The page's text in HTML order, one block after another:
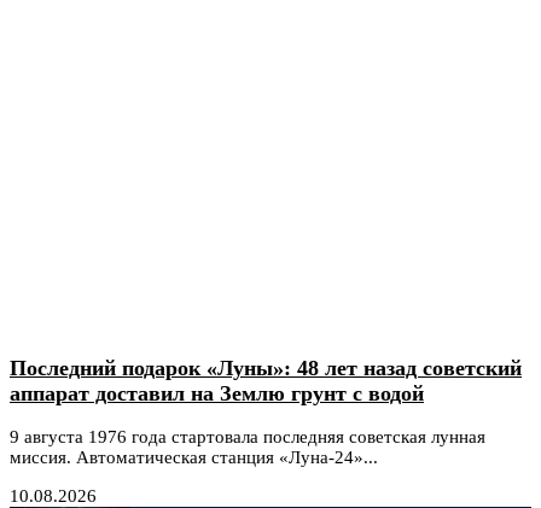
Последний подарок «Луны»: 48 лет назад советский
аппарат доставил на Землю грунт с водой
9 августа 1976 года стартовала последняя советская лунная
миссия. Автоматическая станция «Луна-24»...
10.08.2026